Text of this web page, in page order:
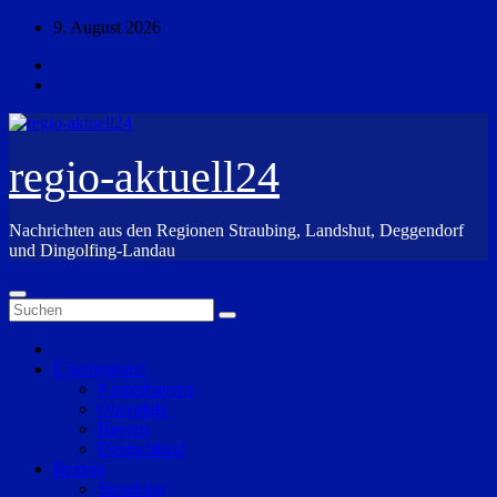
Zum
springen
9. August 2026
regio-aktuell24
Nachrichten aus den Regionen Straubing, Landshut, Deggendorf
und Dingolfing-Landau
Überregional
Niederbayern
Oberpfalz
Bayern
Deutschland
Region
Straubing